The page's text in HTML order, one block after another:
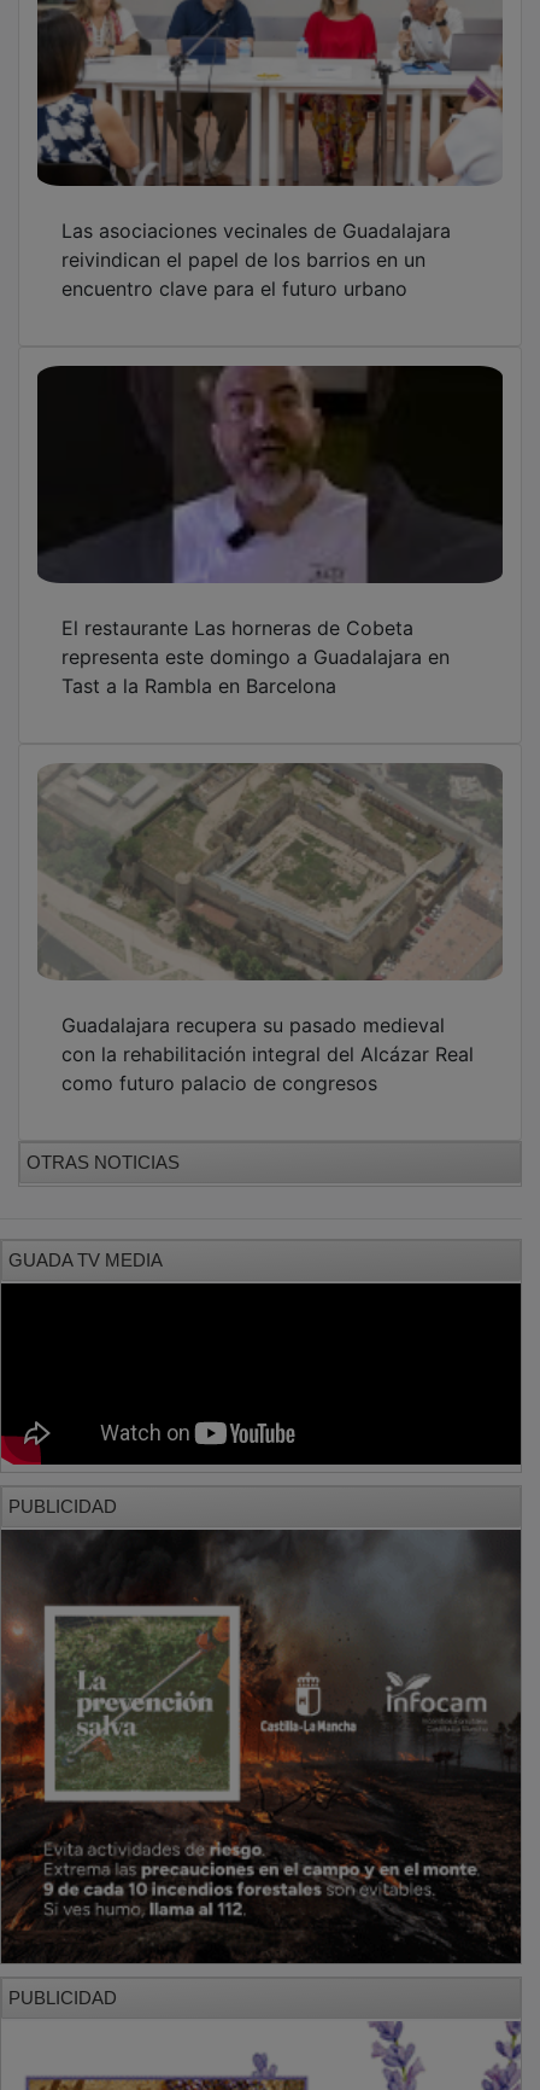
Las asociaciones vecinales de Guadalajara
reivindican el papel de los barrios en un
encuentro clave para el futuro urbano
El restaurante Las horneras de Cobeta
representa este domingo a Guadalajara en
Tast a la Rambla en Barcelona
Guadalajara recupera su pasado medieval
con la rehabilitación integral del Alcázar Real
como futuro palacio de congresos
OTRAS NOTICIAS
GUADA TV MEDIA
PUBLICIDAD
PUBLICIDAD